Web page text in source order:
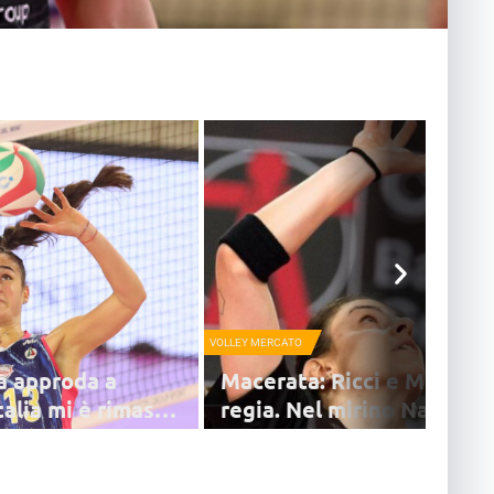
approda a
mi è rimasta
VOLLEY MERCATO
Macerata: Ricci e
regia. Nel mirino